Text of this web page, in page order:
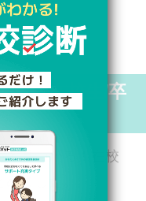
た。短期間でレポー
自分らしく過ごせる
話いただきました。
もの」というイメー
ャンパスでフェロー
の不安は希望へと変
と見る
校 在校生/卒
と見つかる！在校
ました。